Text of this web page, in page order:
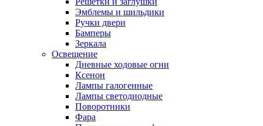
Эмблемы и шильдики
Ручки двери
Бамперы
Зеркала
Освещение
Дневные ходовые огни
Ксенон
Лампы галогенные
Лампы светодиодные
Поворотники
Фара